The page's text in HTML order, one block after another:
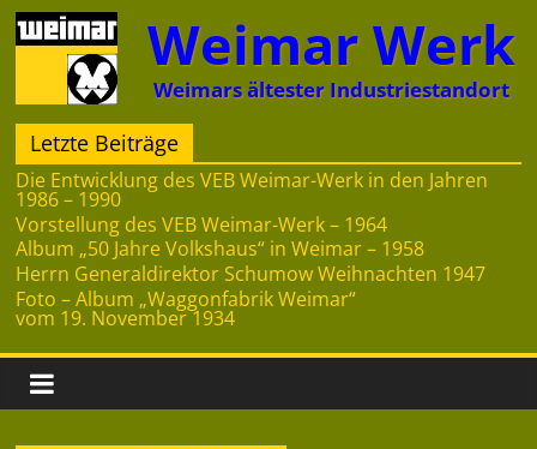
Zum
Inhalt
springen
Weimar Werk
Weimars ältester Industriestandort
Letzte Beiträge
Die Entwicklung des VEB Weimar-Werk in den Jahren
1986 – 1990
Vorstellung des VEB Weimar-Werk – 1964
Album „50 Jahre Volkshaus“ in Weimar – 1958
Herrn Generaldirektor Schumow Weihnachten 1947
Foto – Album „Waggonfabrik Weimar“
vom 19. November 1934